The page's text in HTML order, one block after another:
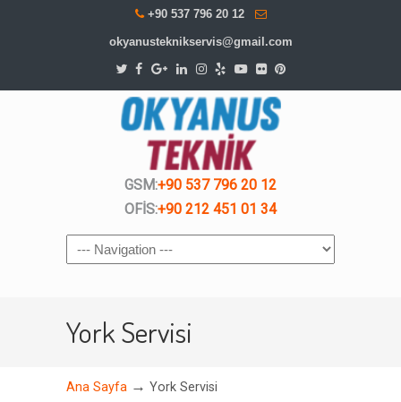
+90 537 796 20 12
okyanusteknikservis@gmail.com
GSM:+90 537 796 20 12
OFİS:+90 212 451 01 34
Navigation
York Servisi
Ana Sayfa → York Servisi